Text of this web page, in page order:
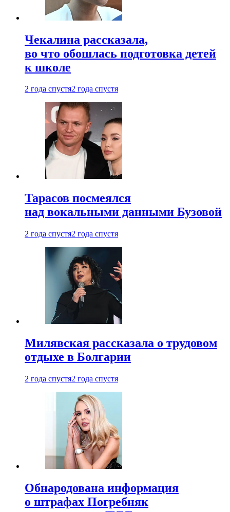
Чекалина рассказала,
во что обошлась подготовка детей
к школе
2 года спустя2 года спустя
Тарасов посмеялся
над вокальными данными Бузовой
2 года спустя2 года спустя
Милявская рассказала о трудовом
отдыхе в Болгарии
2 года спустя2 года спустя
Обнародована информация
о штрафах Погребняк